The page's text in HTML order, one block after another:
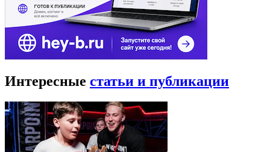
Интересные статьи и публикации